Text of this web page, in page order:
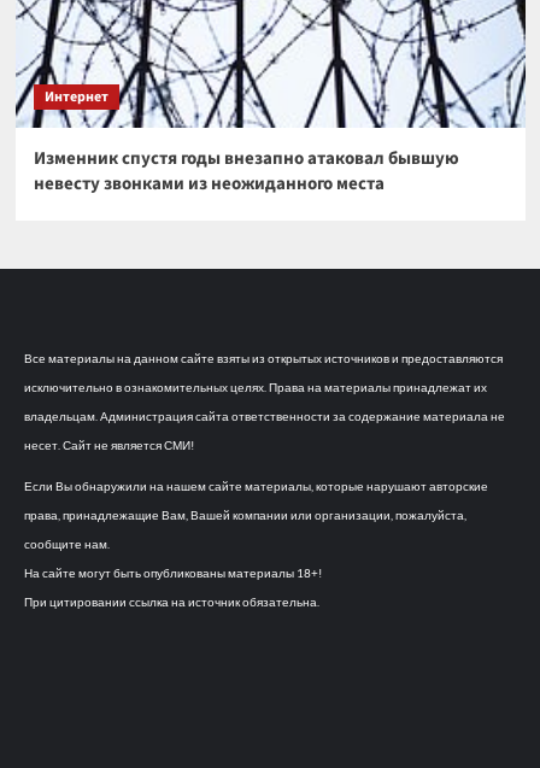
Интернет
Изменник спустя годы внезапно атаковал бывшую
невесту звонками из неожиданного места
Все материалы на данном сайте взяты из открытых источников и предоставляются
исключительно в ознакомительных целях. Права на материалы принадлежат их
владельцам. Администрация сайта ответственности за содержание материала не
несет. Сайт не является СМИ!
Если Вы обнаружили на нашем сайте материалы, которые нарушают авторские
права, принадлежащие Вам, Вашей компании или организации, пожалуйста,
сообщите нам.
На сайте могут быть опубликованы материалы 18+!
При цитировании ссылка на источник обязательна.